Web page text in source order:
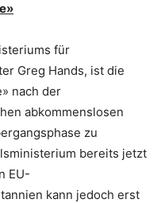
für
Greg Hands, ist die
nach der
abkommenslosen
zu
bereits jetzt
EU-
kann jedoch erst